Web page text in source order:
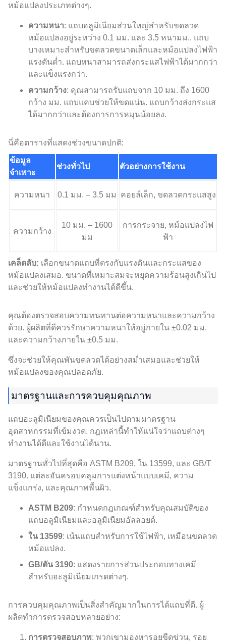
หม้อแปลงประเภทต่างๆ.
ความหนา: แถบอลูมิเนียมส่วนใหญ่สำหรับขดลวด
หม้อแปลงอยู่ระหว่าง 0.1 มม. และ 3.5 หนามม.. แถบ
บางเหมาะสำหรับขดลวดขนาดเล็กและหม้อแปลงไฟฟ้า
แรงดันต่ำ. แถบหนาสามารถส่งกระแสไฟฟ้าได้มากกว่า
และแข็งแรงกว่า.
ความกว้าง: คุณสามารถรับแถบจาก 10 มม. ถึง 1600
กว้าง มม. แถบแคบช่วยให้ขดแน่น. แถบกว้างส่งกระแส
ได้มากกว่าและต้องการการหมุนน้อยลง.
นี่คือตารางที่แสดงช่วงขนาดปกติ:
ข้อมูล
จำเพาะ
ช่วงทั่วไป ตัวอย่างการใช้งาน
ความหนา 0.1 มม. – 3.5 มม คอยล์เล็ก, ขดลวดกระแสสูง
ความกว้าง
10 มม. – 1600
มม
การกระจาย, หม้อแปลงไฟ
ฟ้า
เคล็ดลับ: เลือกขนาดแถบที่ตรงกับแรงดันและกระแสของ
หม้อแปลงเสมอ. ขนาดที่เหมาะสมจะหยุดความร้อนสูงเกินไป
และช่วยให้หม้อแปลงทำงานได้ดีขึ้น.
คุณต้องตรวจสอบความทนทานต่อความหนาและความกว้าง
ด้วย. ผู้ผลิตที่ดีควรรักษาความหนาให้อยู่ภายใน ±0.02 มม.
และความกว้างภายใน ±0.5 มม.
ซึ่งจะช่วยให้คุณพันขดลวดได้อย่างสม่ำเสมอและช่วยให้
หม้อแปลงของคุณปลอดภัย.
มาตรฐานและการควบคุมคุณภาพ
แถบอะลูมิเนียมของคุณควรเป็นไปตามมาตรฐาน
อุตสาหกรรมที่เข้มงวด. กฎเหล่านี้ทำให้แน่ใจว่าแถบต่างๆ
ทำงานได้ดีและใช้งานได้นาน.
มาตรฐานทั่วไปที่สุดคือ ASTM B209, ใน 13599, และ GB/T
3190. แต่ละอันครอบคลุมการแต่งหน้าแบบเคมี, ความ
แข็งแกร่ง, และคุณภาพพื้นผิว.
ASTM B209: กำหนดกฎเกณฑ์สำหรับคุณสมบัติของ
แถบอลูมิเนียมและอลูมิเนียมอัลลอยด์.
ใน 13599: เน้นแถบสำหรับการใช้ไฟฟ้า, เหมือนขดลวด
หม้อแปลง.
GB/ตัน 3190: แสดงรายการส่วนประกอบทางเคมี
สำหรับอะลูมิเนียมเกรดต่างๆ.
การควบคุมคุณภาพเป็นสิ่งสำคัญมากในการได้แถบที่ดี. ผู้
ผลิตทำการตรวจสอบหลายอย่าง:
การตรวจสอบภาพ: พวกเขามองหารอยขีดข่วน, รอย